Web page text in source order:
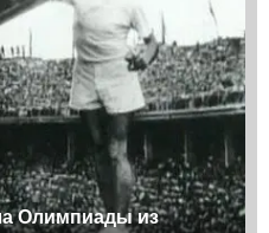
Олимпиады из